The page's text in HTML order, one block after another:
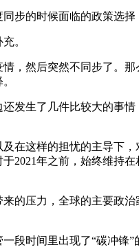
步的时候面临的政策选择
。
，然后突然不同步了。
发生了几件比较大的事
在这样的担忧的主导下
2021年之前，始终维持
的压力，全球的主要政
段时间里出现了“碳冲锋